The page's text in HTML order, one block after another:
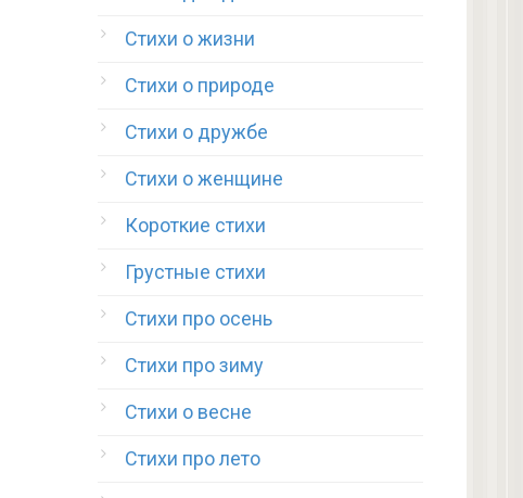
Стихи о жизни
Стихи о природе
Стихи о дружбе
Стихи о женщине
Короткие стихи
Грустные стихи
Стихи про осень
Стихи про зиму
Стихи о весне
Стихи про лето